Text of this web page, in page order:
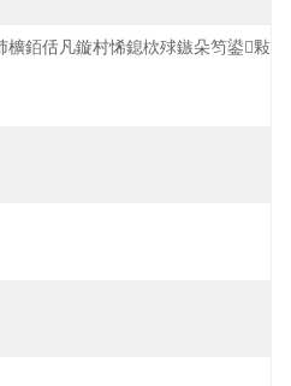
銆佸凡鏇村悕鎴栨殏鏃朵笉鍙敤